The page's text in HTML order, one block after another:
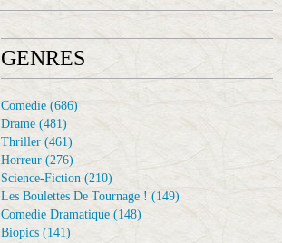
GENRES
Comedie (686)
Drame (481)
Thriller (461)
Horreur (276)
Science-Fiction (210)
Les Boulettes De Tournage ! (149)
Comedie Dramatique (148)
Biopics (141)